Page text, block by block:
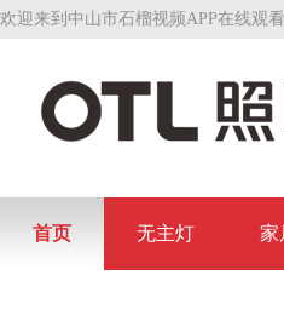
欢迎来到中山市石榴视频APP在线观
首页 无主灯 家